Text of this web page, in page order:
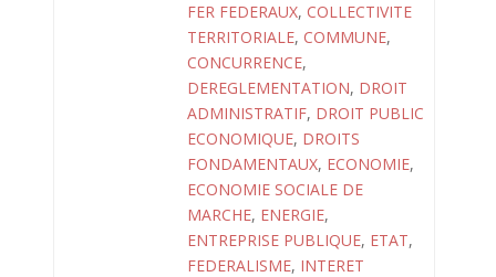
FER FEDERAUX, COLLECTIVITE
TERRITORIALE, COMMUNE,
CONCURRENCE,
DEREGLEMENTATION, DROIT
ADMINISTRATIF, DROIT PUBLIC
ECONOMIQUE, DROITS
FONDAMENTAUX, ECONOMIE,
ECONOMIE SOCIALE DE
MARCHE, ENERGIE,
ENTREPRISE PUBLIQUE, ETAT,
FEDERALISME, INTERET